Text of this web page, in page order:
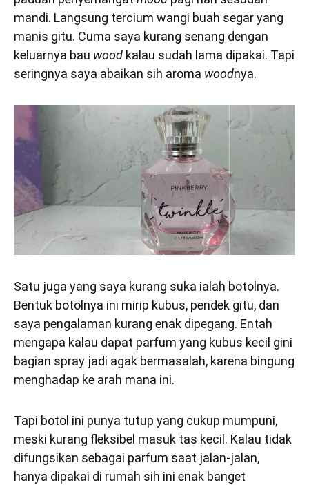
mandi. Langsung tercium wangi buah segar yang
manis gitu. Cuma saya kurang senang dengan
keluarnya bau wood kalau sudah lama dipakai. Tapi
seringnya saya abaikan sih aroma woodnya.
Satu juga yang saya kurang suka ialah botolnya.
Bentuk botolnya ini mirip kubus, pendek gitu, dan
saya pengalaman kurang enak dipegang. Entah
mengapa kalau dapat parfum yang kubus kecil gini
bagian spray jadi agak bermasalah, karena bingung
menghadap ke arah mana ini.
Tapi botol ini punya tutup yang cukup mumpuni,
meski kurang fleksibel masuk tas kecil. Kalau tidak
difungsikan sebagai parfum saat jalan-jalan,
hanya dipakai di rumah sih ini enak banget